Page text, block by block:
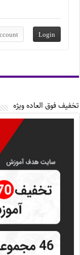
تخفیف فوق العاده ویژه